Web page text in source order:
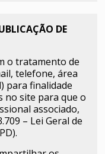
DE
o tratamento de
telefone, área
para finalidade
no site para que o
associado,
– Lei Geral de